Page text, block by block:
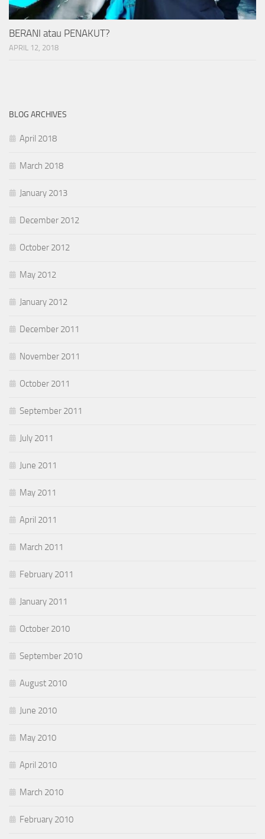
BERANI atau PENAKUT?
APRIL 12, 2018
BLOG ARCHIVES
April 2018
March 2018
January 2013
December 2012
October 2012
May 2012
January 2012
December 2011
November 2011
October 2011
September 2011
July 2011
June 2011
May 2011
April 2011
March 2011
February 2011
January 2011
October 2010
September 2010
August 2010
June 2010
May 2010
April 2010
March 2010
February 2010